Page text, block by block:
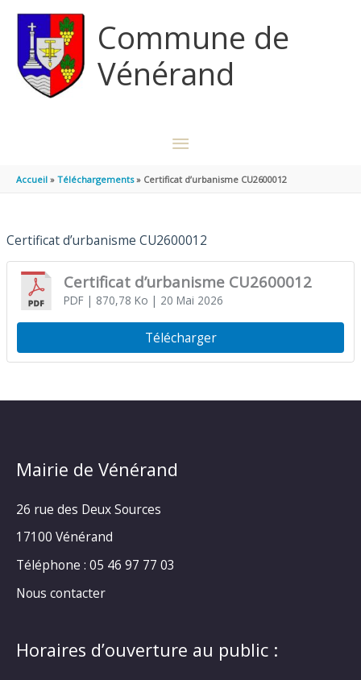
Commune de
Vénérand
MENU
PRINCIPAL
Accueil Téléchargements Certificat d’urbanisme CU2600012
Certificat d’urbanisme CU2600012
Certificat d’urbanisme CU2600012
PDF| 870,78 Ko | 20 Mai 2026
Télécharger
Mairie de Vénérand
26 rue des Deux Sources
17100 Vénérand
Téléphone : 05 46 97 77 03
Nous contacter
Horaires d’ouverture au public :